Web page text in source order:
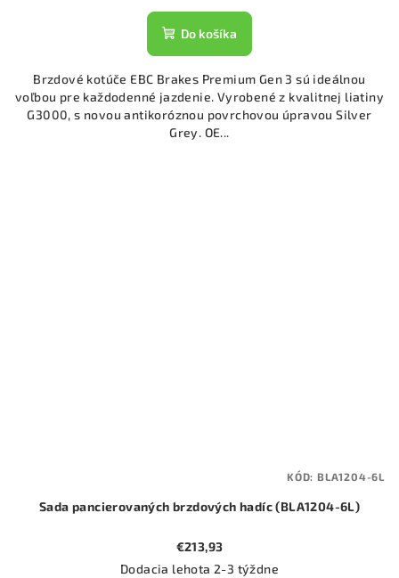
Do košíka
Brzdové kotúče EBC Brakes Premium Gen 3 sú ideálnou
voľbou pre každodenné jazdenie. Vyrobené z kvalitnej liatiny
G3000, s novou antikoróznou povrchovou úpravou Silver
Grey. OE...
Sada pancierovaných brzdových hadíc (BLA1204-6L)
€213,93
Dodacia lehota 2-3 týždne
KÓD: BLA1204-6L